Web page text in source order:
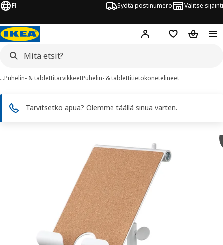
FI Syötä postinumero Valitse sijainti
Hej! Kirjaudu sisään
Suosikit
…Puhelin- & tablettitarvikkeetPuhelin- & tablettitietokonetelineet
Tarvitsetko apua? Olemme täällä sinua varten.